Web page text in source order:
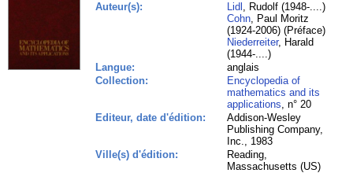
Auteur(s): Lidl , Rudolf (1948-....)
Cohn, Paul Moritz
(1924-2006) (Préface)
Niederreiter, Harald
(1944-....)
Langue:
anglais
Collection:
Encyclopedia of
mathematics and its
applications, n° 20
Editeur, date d'édition:
Addison-Wesley
Publishing Company,
Inc., 1983
Ville(s) d'édition:
Reading,
Massachusetts (US)